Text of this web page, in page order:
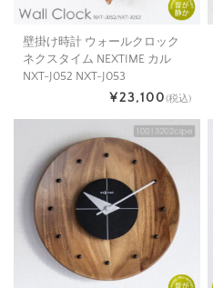
壁掛け時計 ウォールクロック
ネクスタイム NEXTIME カル
NXT-J052 NXT-J053
¥23,100(税込)